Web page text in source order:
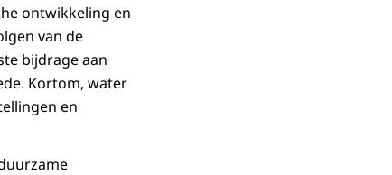
ontwikkeling en
van de
bijdrage aan
Kortom, water
en